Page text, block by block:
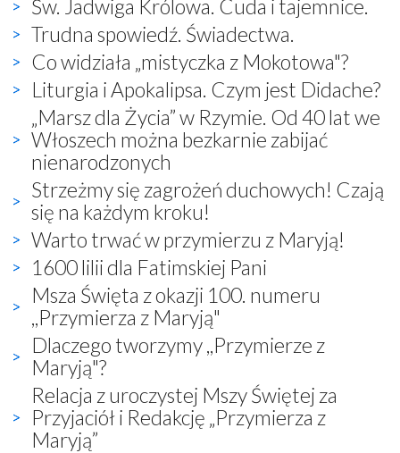
Św. Jadwiga Królowa. Cuda i tajemnice.
Trudna spowiedź. Świadectwa.
Co widziała „mistyczka z Mokotowa"?
Liturgia i Apokalipsa. Czym jest Didache?
„Marsz dla Życia” w Rzymie. Od 40 lat we
Włoszech można bezkarnie zabijać
nienarodzonych
Strzeżmy się zagrożeń duchowych! Czają
się na każdym kroku!
Warto trwać w przymierzu z Maryją!
1600 lilii dla Fatimskiej Pani
Msza Święta z okazji 100. numeru
,,Przymierza z Maryją"
Dlaczego tworzymy ,,Przymierze z
Maryją"?
Relacja z uroczystej Mszy Świętej za
Przyjaciół i Redakcję „Przymierza z
Maryją”